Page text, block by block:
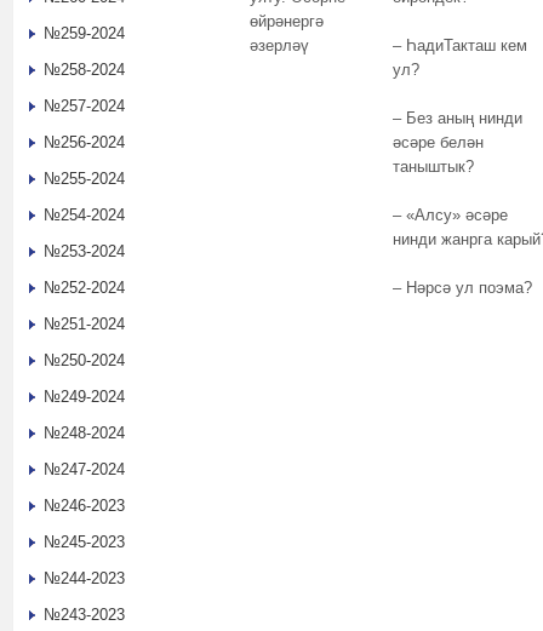
өйрәнергә
әзерләү
– ҺадиТакташ кем
ул?
– Без аның нинди
әсәре белән
таныштык?
– «Алсу» әсәре
нинди жанрга
– Нәрсә ул поэма?
№259-2024
№258-2024
№257-2024
№256-2024
№255-2024
№254-2024
№253-2024
№252-2024
№251-2024
№250-2024
№249-2024
№248-2024
№247-2024
№246-2023
№245-2023
№244-2023
№243-2023